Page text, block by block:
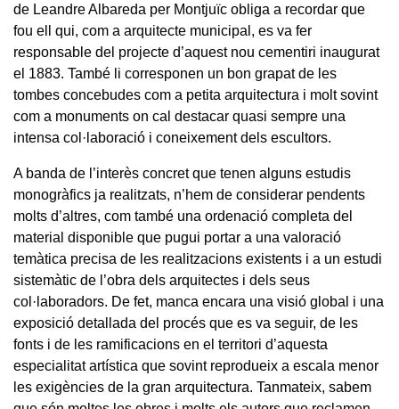
de Leandre Albareda per Montjuïc obliga a recordar que
fou ell qui, com a arquitecte municipal, es va fer
responsable del projecte d’aquest nou cementiri inaugurat
el 1883. També li corresponen un bon grapat de les
tombes concebudes com a petita arquitectura i molt sovint
com a monuments on cal destacar quasi sempre una
intensa col·laboració i coneixement dels escultors.
A banda de l’interès concret que tenen alguns estudis
monogràfics ja realitzats, n’hem de considerar pendents
molts d’altres, com també una ordenació completa del
material disponible que pugui portar a una valoració
temàtica precisa de les realitzacions existents i a un estudi
sistemàtic de l’obra dels arquitectes i dels seus
col·laboradors. De fet, manca encara una visió global i una
exposició detallada del procés que es va seguir, de les
fonts i de les ramificacions en el territori d’aquesta
especialitat artística que sovint reprodueix a escala menor
les exigències de la gran arquitectura. Tanmateix, sabem